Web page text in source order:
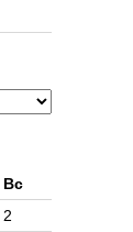
Вс
2